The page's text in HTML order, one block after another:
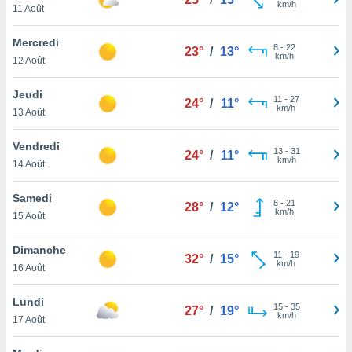
au
vous
de
ou
de
le
ainsi
un
la
du
11 Août
km/h
Mercredi
12 Août
23° / 13° 8- 22
km/h
Jeudi
13 Août
24° / 11° 11 - 27
km/h
Vendredi
14 Août
24° / 11° 13- 31
km/h
Samedi
15 Août
28° / 12° 8- 21
km/h
Dimanche
16 Août
32° / 15° 11 - 19
km/h
Lundi
17 Août
27° / 19° 15- 35
km/h